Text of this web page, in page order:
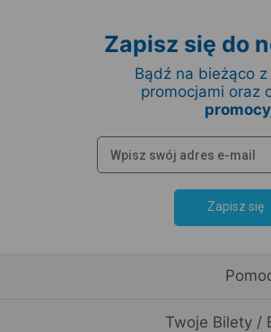
Zapisz się do
Bądź na bieżąco
promocjami oraz
Zapisz się
Twoje Bilety /